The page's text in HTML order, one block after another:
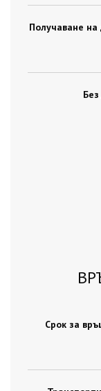
Получаване
Срок за